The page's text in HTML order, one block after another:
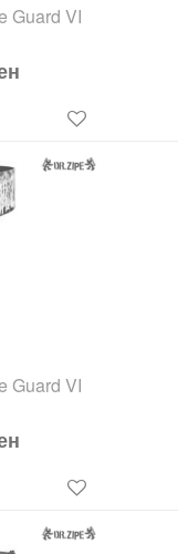
Guard VI
Guard VI